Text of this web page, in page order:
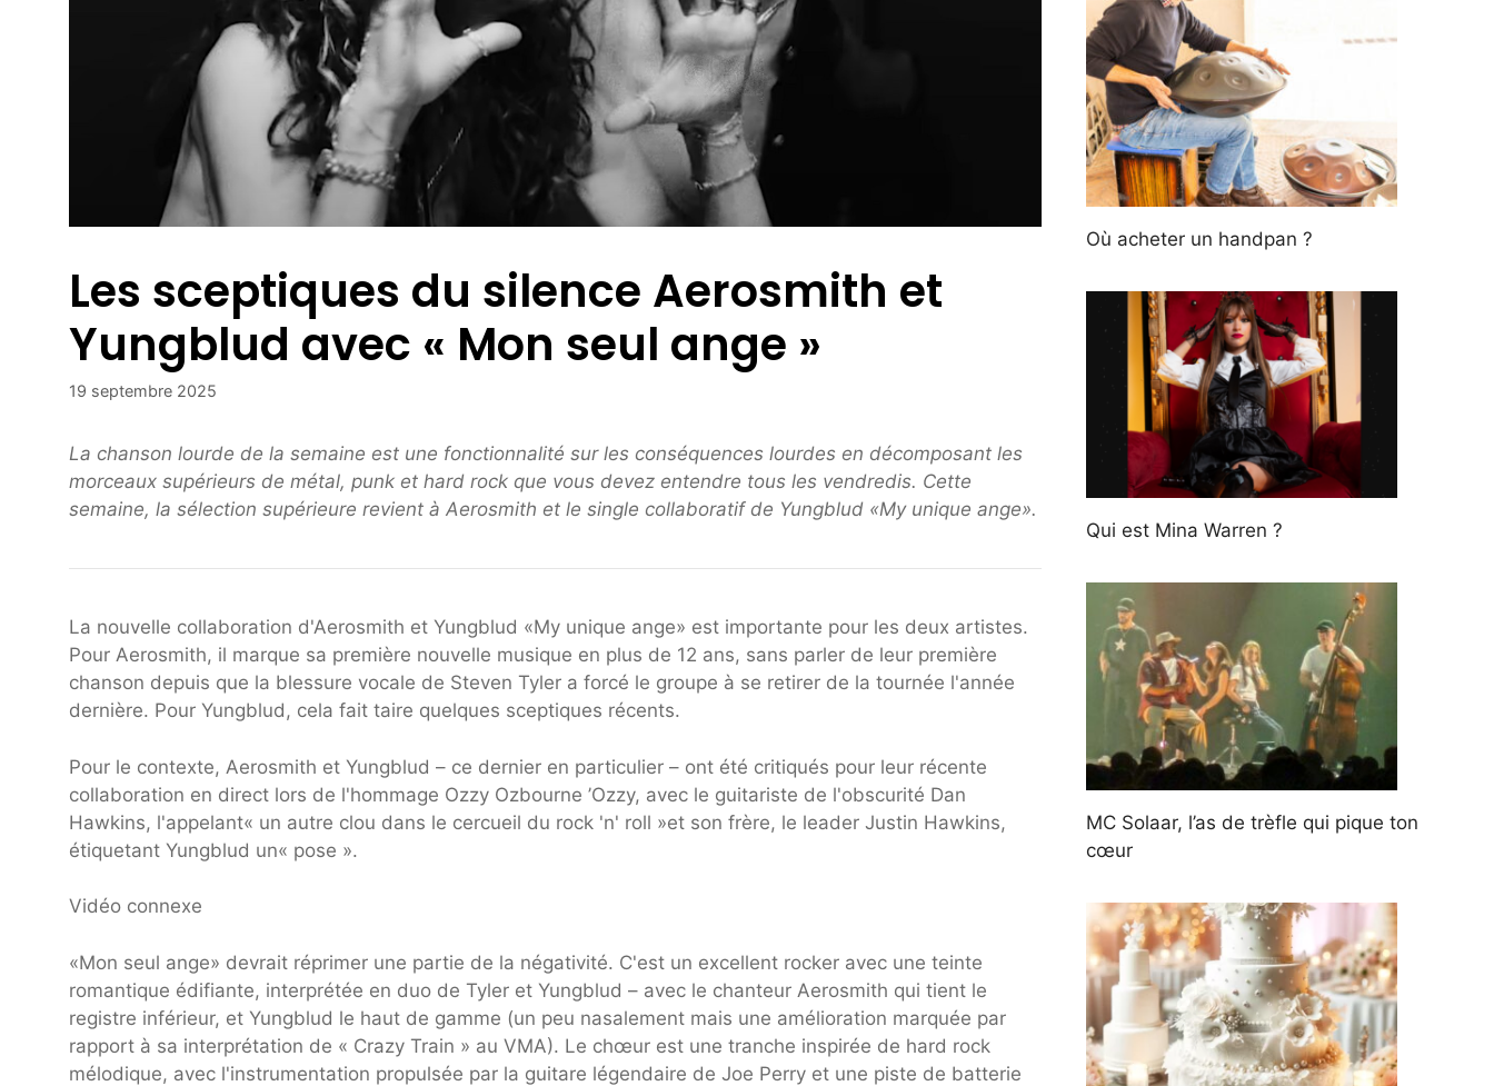
Les sceptiques du silence Aerosmith et
Yungblud avec « Mon seul ange »
19 septembre 2025
La chanson lourde de la semaine est une fonctionnalité sur les conséquences lourdes en décomposant les
morceaux supérieurs de métal, punk et hard rock que vous devez entendre tous les vendredis. Cette
semaine, la sélection supérieure revient à Aerosmith et le single collaboratif de Yungblud «My unique ange».
La nouvelle collaboration d'Aerosmith et Yungblud «My unique ange» est importante pour les deux artistes.
Pour Aerosmith, il marque sa première nouvelle musique en plus de 12 ans, sans parler de leur première
chanson depuis que la blessure vocale de Steven Tyler a forcé le groupe à se retirer de la tournée l'année
dernière. Pour Yungblud, cela fait taire quelques sceptiques récents.
Pour le contexte, Aerosmith et Yungblud – ce dernier en particulier – ont été critiqués pour leur récente
collaboration en direct lors de l'hommage Ozzy Ozbourne ’Ozzy, avec le guitariste de l'obscurité Dan
Hawkins, l'appelant« un autre clou dans le cercueil du rock 'n' roll »et son frère, le leader Justin Hawkins,
étiquetant Yungblud un« pose ».
Vidéo connexe
«Mon seul ange» devrait réprimer une partie de la négativité. C'est un excellent rocker avec une teinte
romantique édifiante, interprétée en duo de Tyler et Yungblud – avec le chanteur Aerosmith qui tient le
registre inférieur, et Yungblud le haut de gamme (un peu nasalement mais une amélioration marquée par
rapport à sa interprétation de « Crazy Train » au VMA). Le chœur est une tranche inspirée de hard rock
mélodique, avec l'instrumentation propulsée par la guitare légendaire de Joe Perry et une piste de batterie
Où acheter un handpan ?
Qui est Mina Warren ?
MC Solaar, l’as de trèfle qui pique ton
cœur